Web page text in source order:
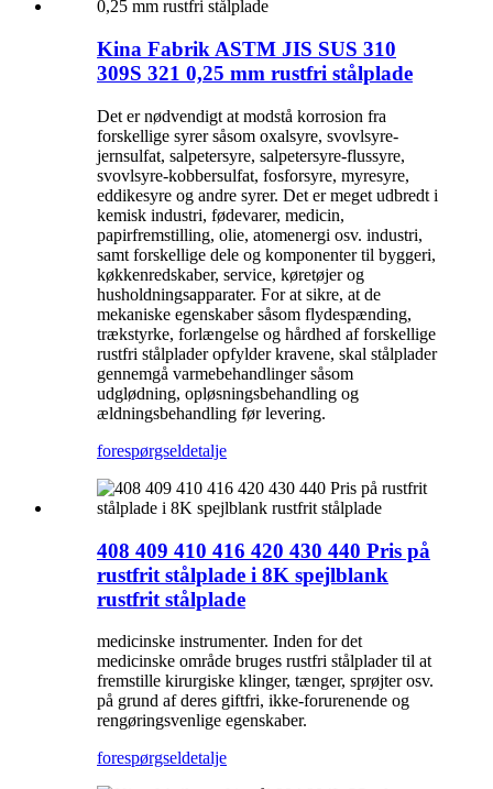
Kina Fabrik ASTM JIS SUS 310
309S 321 0,25 mm rustfri stålplade
Det er nødvendigt at modstå korrosion fra
forskellige syrer såsom oxalsyre, svovlsyre-
jernsulfat, salpetersyre, salpetersyre-flussyre,
svovlsyre-kobbersulfat, fosforsyre, myresyre,
eddikesyre og andre syrer. Det er meget udbredt i
kemisk industri, fødevarer, medicin,
papirfremstilling, olie, atomenergi osv. industri,
samt forskellige dele og komponenter til byggeri,
køkkenredskaber, service, køretøjer og
husholdningsapparater. For at sikre, at de
mekaniske egenskaber såsom flydespænding,
trækstyrke, forlængelse og hårdhed af forskellige
rustfri stålplader opfylder kravene, skal stålplader
gennemgå varmebehandlinger såsom
udglødning, opløsningsbehandling og
ældningsbehandling før levering.
forespørgseldetalje
408 409 410 416 420 430 440 Pris på
rustfrit stålplade i 8K spejlblank
rustfrit stålplade
medicinske instrumenter. Inden for det
medicinske område bruges rustfri stålplader til at
fremstille kirurgiske klinger, tænger, sprøjter osv.
på grund af deres giftfri, ikke-forurenende og
rengøringsvenlige egenskaber.
forespørgseldetalje